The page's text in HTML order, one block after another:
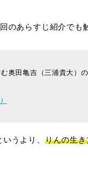
のあらすじ紹介でも
奥田亀吉（三浦貴大）の
うより、 りんの生